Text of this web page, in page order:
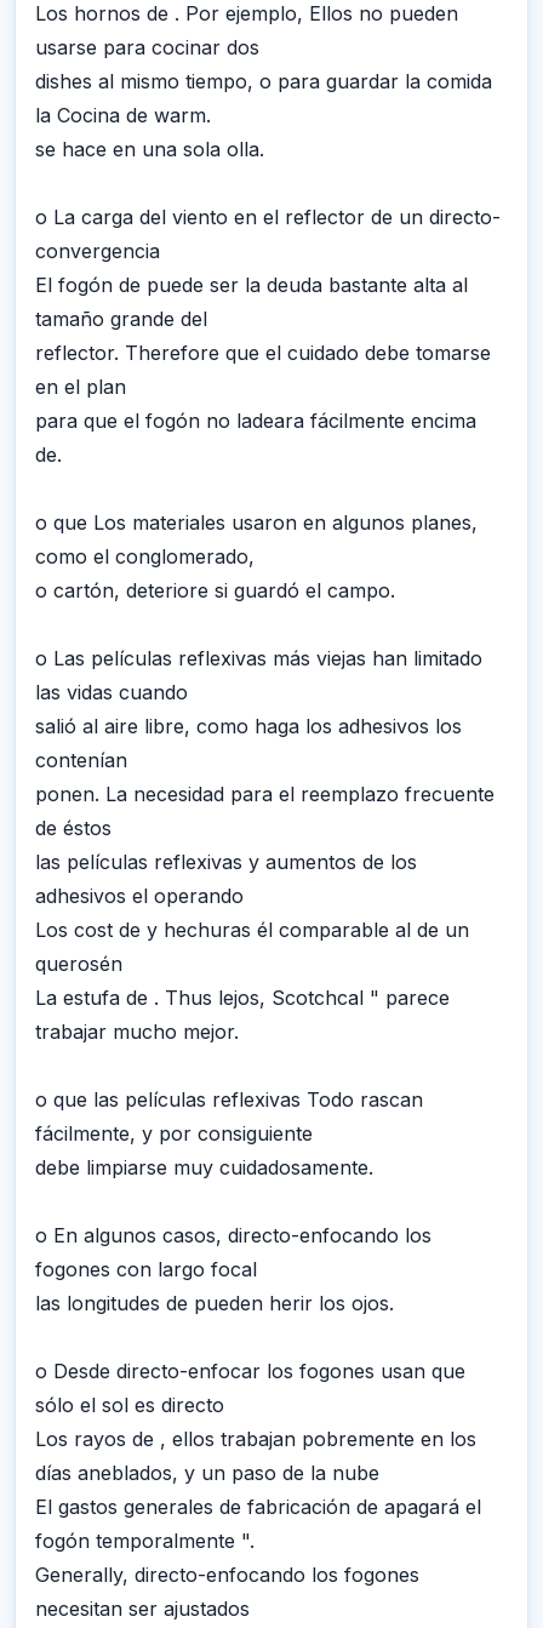
Los hornos de . Por ejemplo, Ellos no pueden
usarse para cocinar dos
dishes al mismo tiempo, o para guardar la comida
la Cocina de warm.
se hace en una sola olla.
o La carga del viento en el reflector de un directo-
convergencia
El fogón de puede ser la deuda bastante alta al
tamaño grande del
reflector. Therefore que el cuidado debe tomarse
en el plan
para que el fogón no ladeara fácilmente encima
de.
o que Los materiales usaron en algunos planes,
como el conglomerado,
o cartón, deteriore si guardó el campo.
o Las películas reflexivas más viejas han limitado
las vidas cuando
salió al aire libre, como haga los adhesivos los
contenían
ponen. La necesidad para el reemplazo frecuente
de éstos
las películas reflexivas y aumentos de los
adhesivos el operando
Los cost de y hechuras él comparable al de un
querosén
La estufa de . Thus lejos, Scotchcal " parece
trabajar mucho mejor.
o que las películas reflexivas Todo rascan
fácilmente, y por consiguiente
debe limpiarse muy cuidadosamente.
o En algunos casos, directo-enfocando los
fogones con largo focal
las longitudes de pueden herir los ojos.
o Desde directo-enfocar los fogones usan que
sólo el sol es directo
Los rayos de , ellos trabajan pobremente en los
días aneblados, y un paso de la nube
El gastos generales de fabricación de apagará el
fogón temporalmente ".
Generally, directo-enfocando los fogones
necesitan ser ajustados